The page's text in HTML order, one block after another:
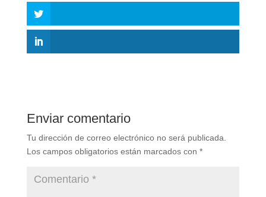
Enviar comentario
Tu dirección de correo electrónico no será publicada.
Los campos obligatorios están marcados con *